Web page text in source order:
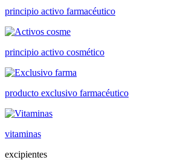
principio activo farmacéutico
principio activo cosmético
producto exclusivo farmacéutico
vitaminas
excipientes